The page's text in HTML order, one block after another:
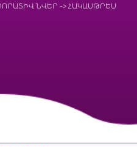
ՆՎԵՐ -> ՀԱԿԱՍԹՐԵՍ